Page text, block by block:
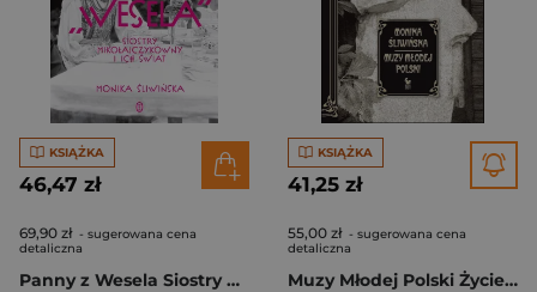
KSIĄŻKA
46,47 zł
69,90 zł - sugerowana cena
detaliczna
Panny z Wesela Siostry Mikołajczykówny i ich świat
KSIĄŻKA
41,25 zł
55,00 zł - sugerowana cena
detaliczna
Muzy Młodej Polski Życie i świat Marii, Zofii i Elizy Pareńskich